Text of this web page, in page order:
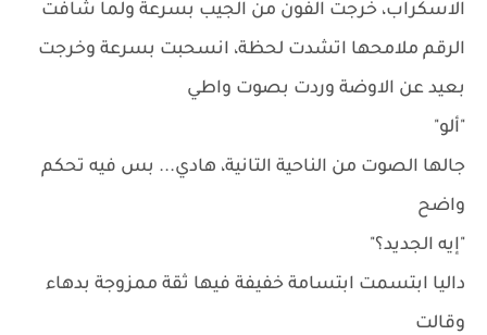
الاسكراب، خرجت الفون من الجيب بسرعة ولما شافت
الرقم ملامحها اتشدت لحظة، انسحبت بسرعة وخرجت
بعيد عن الاوضة وردت بصوت واطي
"ألو"
جالها الصوت من الناحية التانية، هادي... بس فيه تحكم
واضح
"إيه الجديد؟"
داليا ابتسمت ابتسامة خفيفة فيها ثقة ممزوجة بدهاء
وقالت